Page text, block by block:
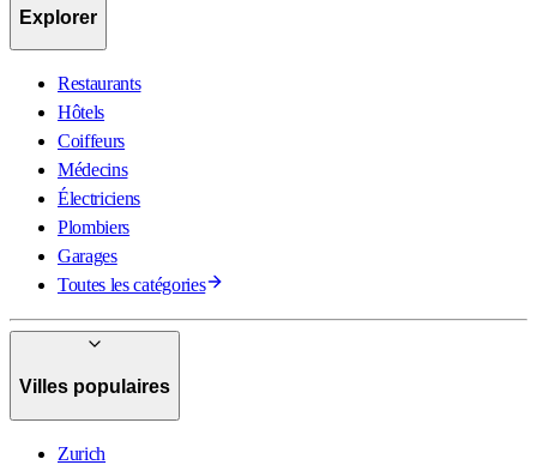
Explorer
Restaurants
Hôtels
Coiffeurs
Médecins
Électriciens
Plombiers
Garages
Toutes les catégories
Villes populaires
Zurich